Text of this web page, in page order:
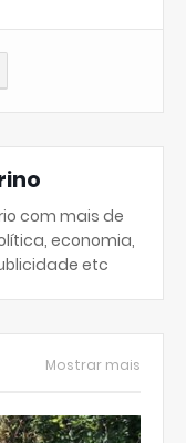
com mais de
economia,
etc
Mostrar mais